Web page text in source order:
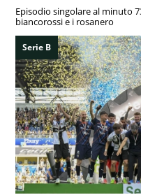
Episodio singolare al minuto
biancorossi e i rosanero
Serie B